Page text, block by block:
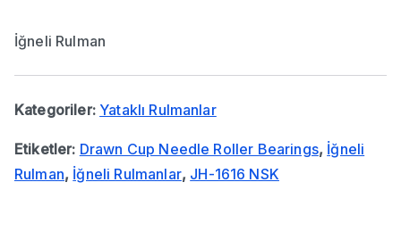
İğneli Rulman
Kategoriler: Yataklı Rulmanlar
Etiketler: Drawn Cup Needle Roller Bearings, İğneli
Rulman, İğneli Rulmanlar, JH-1616 NSK